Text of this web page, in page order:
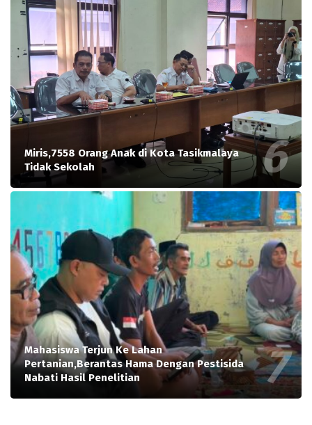
Miris,7558 Orang Anak di Kota Tasikmalaya
Tidak Sekolah
Mahasiswa Terjun Ke Lahan
Pertanian,Berantas Hama Dengan Pestisida
Nabati Hasil Penelitian